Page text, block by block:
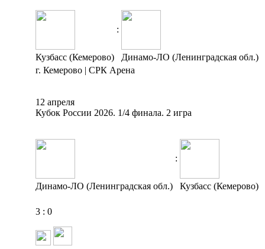
:
Кузбасс (Кемерово)
Динамо-ЛО (Ленинградская обл.)
г. Кемерово | СРК Арена
12 апреля
Кубок России 2026. 1/4 финала. 2 игра
:
Динамо-ЛО (Ленинградская обл.) Кузбасс (Кемерово)
3 : 0